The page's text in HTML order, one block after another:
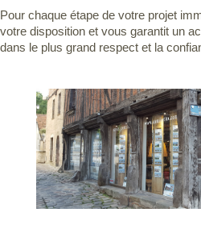
Pour chaque étape de votre projet
votre disposition et vous garantit un
dans le plus grand respect et la